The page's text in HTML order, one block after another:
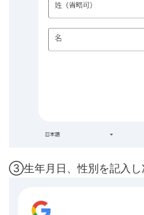
③生年月日、性別を記入し